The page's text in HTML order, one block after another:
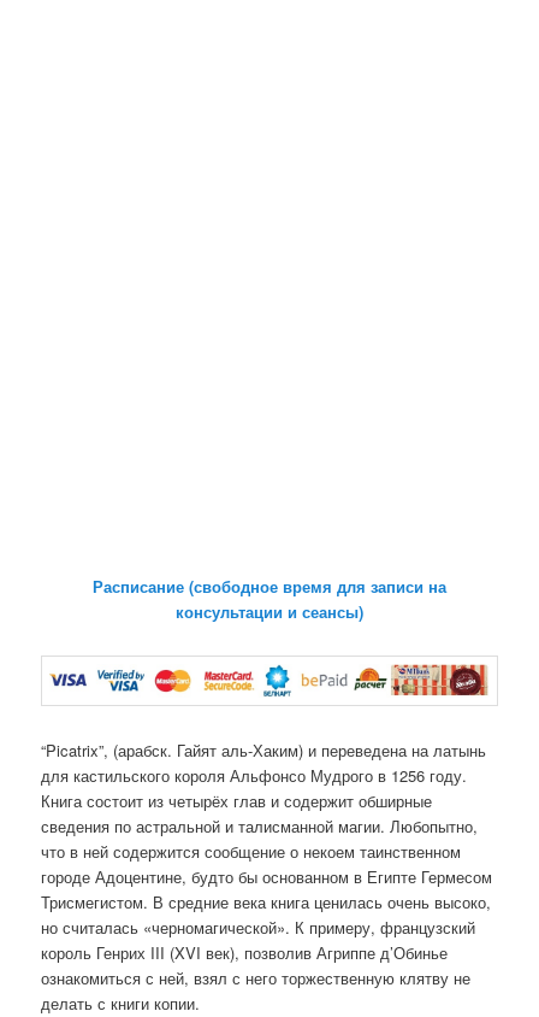
Расписание (свободное время для записи на
консультации и сеансы)
“Picatrix”, (арабск. Гайят аль-Хаким) и переведена на латынь
для кастильского короля Альфонсо Мудрого в 1256 году.
Книга состоит из четырёх глав и содержит обширные
сведения по астральной и талисманной магии. Любопытно,
что в ней содержится сообщение о некоем таинственном
городе Адоцентине, будто бы основанном в Египте Гермесом
Трисмегистом. В средние века книга ценилась очень высоко,
но считалась «черномагической». К примеру, французский
король Генрих III (XVI век), позволив Агриппе д’Обинье
ознакомиться с ней, взял с него торжественную клятву не
делать с книги копии.